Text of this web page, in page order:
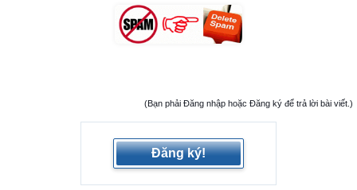
(Bạn phải Đăng nhập hoặc Đăng ký để trả lời bài viết.)
Đăng ký!